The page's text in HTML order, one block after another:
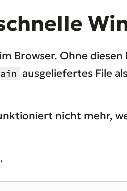
im Browser. Ohne
ausgeliefertes File
nicht mehr,